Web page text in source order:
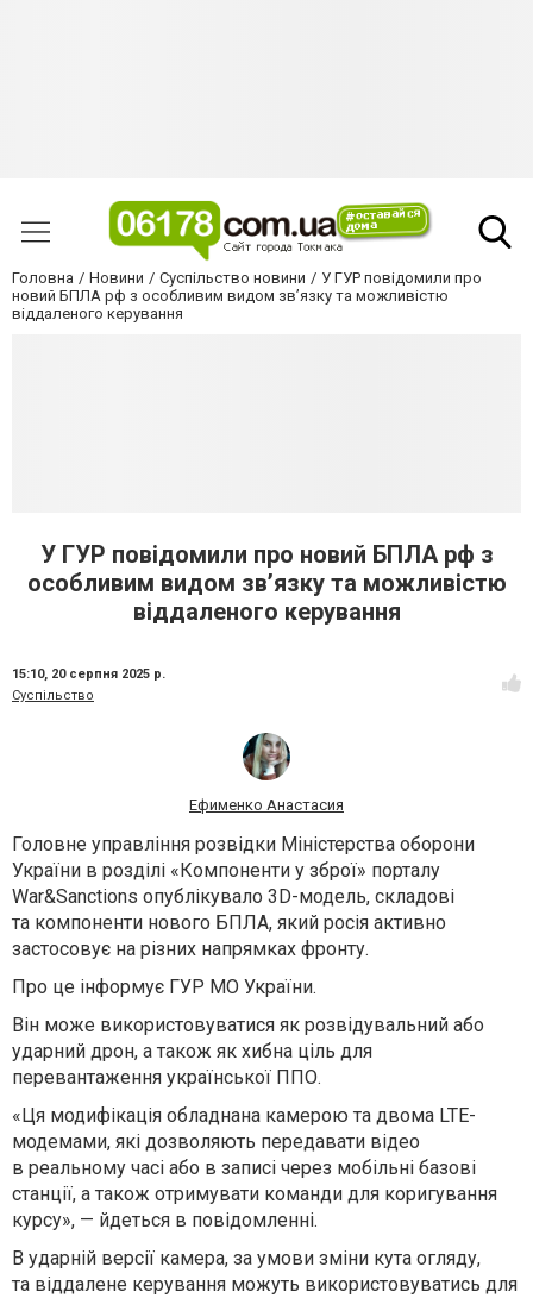
Головна Новини Суспільство новини
У ГУР повідомили про
новий БПЛА рф з особливим видом зв’язку та можливістю
віддаленого керування
У ГУР повідомили про новий БПЛА рф з
особливим видом зв’язку та можливістю
віддаленого керування
15:10, 20 серпня 2025 р.
Суспільство
Ефименко Анастасия
Головне управління розвідки Міністерства оборони
України в розділі «Компоненти у зброї» порталу
War&Sanctions опублікувало 3D-модель, складові
та компоненти нового БПЛА, який росія активно
застосовує на різних напрямках фронту.
Про це інформує ГУР МО України.
Він може використовуватися як розвідувальний або
ударний дрон, а також як хибна ціль для
перевантаження української ППО.
«Ця модифікація обладнана камерою та двома LTE-
модемами, які дозволяють передавати відео
в реальному часі або в записі через мобільні базові
станції, а також отримувати команди для коригування
курсу», — йдеться в повідомленні.
В ударній версії камера, за умови зміни кута огляду,
та віддалене керування можуть використовуватись для